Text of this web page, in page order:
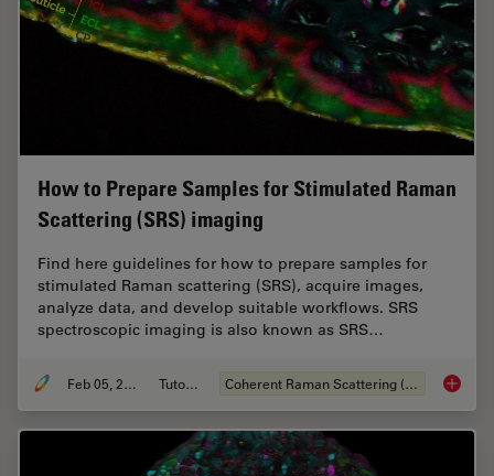
How to Prepare Samples for Stimulated Raman
Scattering (SRS) imaging
Find here guidelines for how to prepare samples for
stimulated Raman scattering (SRS), acquire images,
analyze data, and develop suitable workflows. SRS
spectroscopic imaging is also known as SRS…
Feb 05, 2024 Tutorial Coherent Raman Scattering (CRS) How to